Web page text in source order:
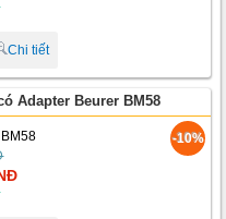
Chi tiết
Adapter Beurer BM58
-10%